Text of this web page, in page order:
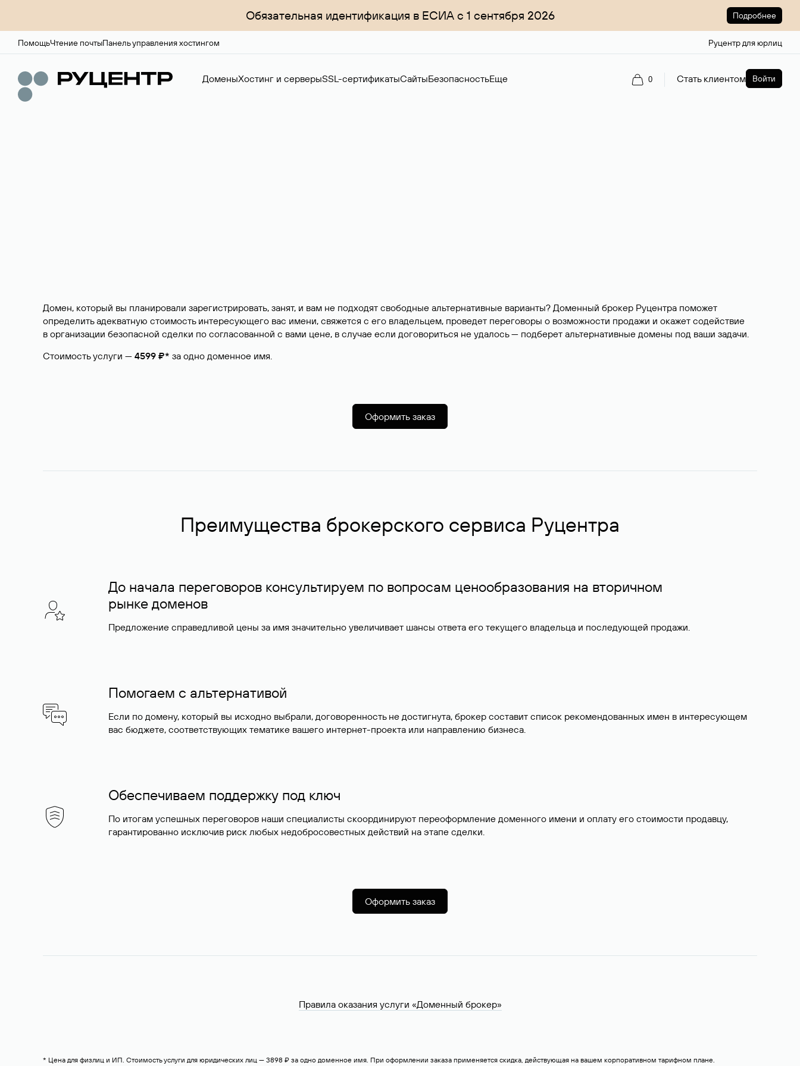
Обязательная идентификация в ЕСИА с 1 сентября 2026 Подробнее
ПомощьЧтение почтыПанель управления хостингом Руцентр для юрлиц
ДоменыХостинг и серверыSSL-сертификатыСайтыБезопасностьЕще 0 Стать клиентом Войти
Домен, который вы планировали зарегистрировать, занят, и вам не подходят свободные альтернативные варианты? Доменный брокер Руцентра поможет
определить адекватную стоимость интересующего вас имени, свяжется с его владельцем, проведет переговоры о возможности продажи и окажет содействие
в организации безопасной сделки по согласованной с вами цене, в случае если договориться не удалось — подберет альтернативные домены под ваши задачи.
Стоимость услуги — 4599 ₽* за одно доменное имя.
Оформить заказ
Преимущества брокерского сервиса Руцентра
До начала переговоров консультируем по вопросам ценообразования на вторичном
рынке доменов
Предложение справедливой цены за имя значительно увеличивает шансы ответа его текущего владельца и последующей продажи.
Помогаем с альтернативой
Если по домену, который вы исходно выбрали, договоренность не достигнута, брокер составит список рекомендованных имен в интересующем
вас бюджете, соответствующих тематике вашего интернет-проекта или направлению бизнеса.
Обеспечиваем поддержку под ключ
По итогам успешных переговоров наши специалисты скоординируют переоформление доменного имени и оплату его стоимости продавцу,
гарантированно исключив риск любых недобросовестных действий на этапе сделки.
Оформить заказ
Правила оказания услуги «Доменный брокер»
* Цена для физлиц и ИП. Стоимость услуги для юридических лиц — 3898 ₽ за одно доменное имя. При оформлении заказа применяется скидка, действующая на вашем корпоративном тарифном плане.